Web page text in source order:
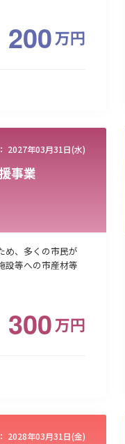
200万円
2027年03月31日(水)
事業
め、多くの市民が
設等への市産材等
300万円
2028年03月31日(金)